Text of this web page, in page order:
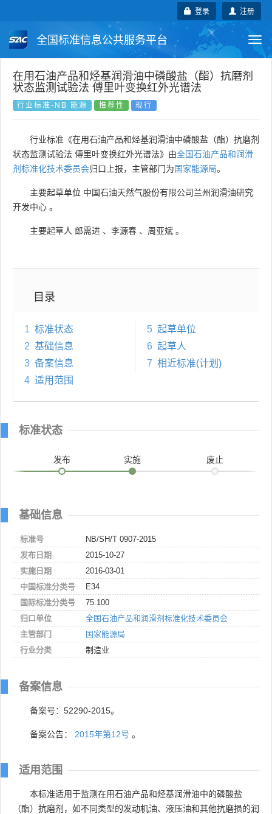
注册
登录
全国标准信息公共服务平台
国家标准 行业标准 地方标准
团体标准 企业标准
国外标准 技术委员会
在用石油产品和烃基润滑油中磷酸盐（酯）抗磨剂
状态监测试验法 傅里叶变换红外光谱法
行业标准-NB 能源 推荐性 现行
行业标准《在用石油产品和烃基润滑油中磷酸盐（酯）抗磨剂
状态监测试验法 傅里叶变换红外光谱法》由全国石油产品和润滑
剂标准化技术委员会归口上报，主管部门为国家能源局。
主要起草单位 中国石油天然气股份有限公司兰州润滑油研究
开发中心 。
主要起草人 郎需进 、 李源春 、 周亚斌 。
目录
1 标准状态
2 基础信息
3 备案信息
4 适用范围
5 起草单位
6 起草人
7 相近标准(计划)
标准状态
发布 实施 废止
基础信息
标准号
NB/SH/T 0907-2015
发布日期
2015-10-27
实施日期
2016-03-01
中国标准分类号
E34
国际标准分类号
75.100
归口单位
全国石油产品和润滑剂标准化技术委员会
主管部门
国家能源局
行业分类
制造业
备案信息
备案号：52290-2015。
备案公告： 2015年第12号 。
适用范围
本标准适用于监测在用石油产品和烃基润滑油中的磷酸盐
（酯）抗磨剂，如不同类型的发动机油、液压油和其他抗磨损的润